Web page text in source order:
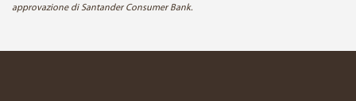
approvazione di Santander Consumer Bank.